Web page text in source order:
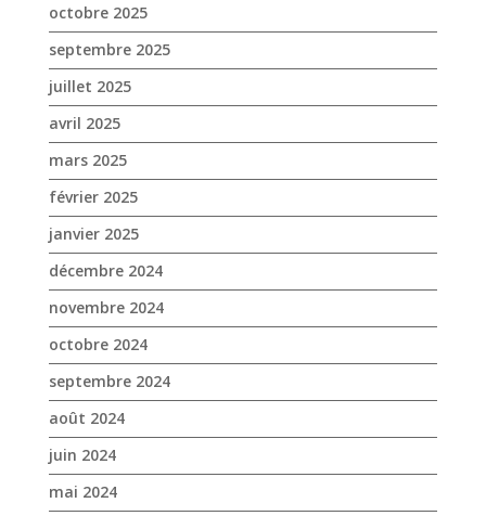
octobre 2025
septembre 2025
juillet 2025
avril 2025
mars 2025
février 2025
janvier 2025
décembre 2024
novembre 2024
octobre 2024
septembre 2024
août 2024
juin 2024
mai 2024